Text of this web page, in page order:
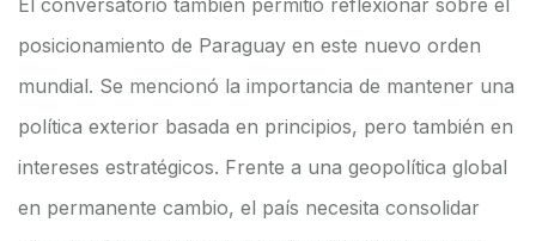
posicionamiento de Paraguay en este nuevo orden
mundial. Se mencionó la importancia de mantener una
política exterior basada en principios, pero también en
intereses estratégicos. Frente a una geopolítica global
en permanente cambio, el país necesita consolidar